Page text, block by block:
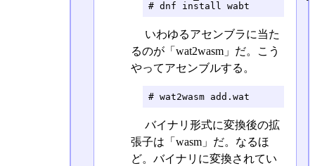
# dnf install wabt
いわゆるアセンブラに当た
るのが「wat2wasm」だ。こう
やってアセンブルする。
# wat2wasm add.wat
バイナリ形式に変換後の拡
張子は「wasm」だ。なるほ
ど。バイナリに変換されてい